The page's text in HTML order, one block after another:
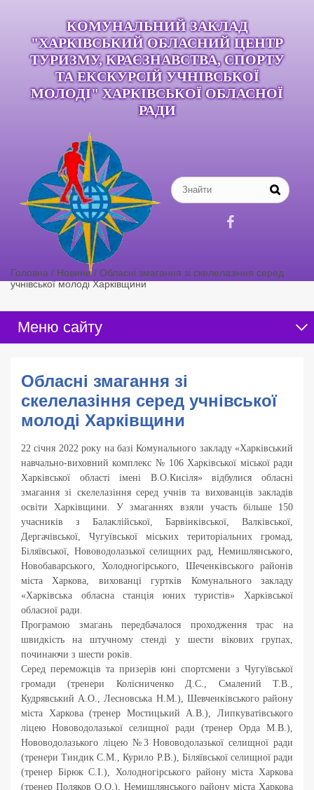
КОМУНАЛЬНИЙ ЗАКЛАД
"ХАРКІВСЬКИЙ ОБЛАСНИЙ ЦЕНТР
ТУРИЗМУ, КРАЄЗНАВСТВА, СПОРТУ
ТА ЕКСКУРСІЙ УЧНІВСЬКОЇ
МОЛОДІ" ХАРКІВСЬКОЇ ОБЛАСНОЇ
РАДИ

Головна / Новини / Обласні змагання зі скелелазіння серед
учнівської молоді Харківщини
Меню сайту
Обласні змагання зі
скелелазіння серед учнівської
молоді Харківщини
22 січня 2022 року на базі Комунального закладу «Харківський
навчально-виховний комплекс № 106 Харківської міської ради
Харківської області імені В.О.Кисіля» відбулися обласні
змагання зі скелелазіння серед учнів та вихованців закладів
освіти Харківщини. У змаганнях взяли участь більше 150
учасників з Балаклійської, Барвінківської, Валківської,
Дергачівської, Чугуївської міських територіальних громад,
Біляївської, Нововодолазької селищних рад, Немишлянського,
Новобаварського, Холодногірського, Шеченківського районів
міста Харкова, вихованці гуртків Комунального закладу
«Харківська обласна станція юних туристів» Харківської
обласної ради.
Програмою змагань передбачалося проходження трас на
швидкість на штучному стенді у шести вікових групах,
починаючи з шести років.
Серед переможців та призерів юні спортсмени з Чугуївської
громади (тренери Колісниченко Д.С., Смалений Т.В.,
Кудрявський А.О., Лесновська Н.М.), Шевченківського району
міста Харкова (тренер Мостицький А.В.), Липкуватівського
ліцею Нововодолазької селищної ради (тренер Орда М.В.),
Нововодолазького ліцею №3 Нововодолазької селищної ради
(тренери Тиндик С.М., Курило Р.В.), Біляївської селищної ради
(тренер Бірюк С.І.), Холодногірського району міста Харкова
(тренер Поляков О.О.), Немишлянського району міста Харкова